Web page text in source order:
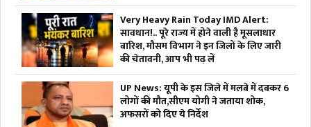
Very Heavy Rain Today IMD Alert:
सावधान!.. पूरे राज्य में होने वाली है मूसलाधार
बारिश, मौसम विभाग ने इन जिलों के लिए जारी
की चेतावनी, आप भी पढ़ लें
UP News: यूपी के इस जिले में मलबे में दबकर 6
लोगों की मौत,सीएम योगी ने जताया शोक,
अफसरों को दिए ये निर्देश